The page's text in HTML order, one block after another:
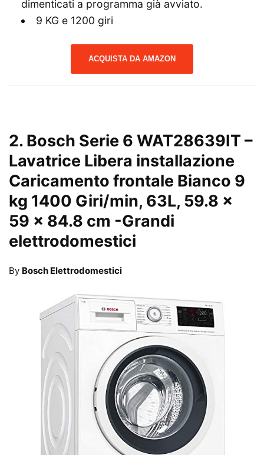
dimenticati a programma già avviato.
9 KG e 1200 giri
ACQUISTA DA AMAZON
2. Bosch Serie 6 WAT28639IT –
Lavatrice Libera installazione
Caricamento frontale Bianco 9
kg 1400 Giri/min, 63L, 59.8 x
59 x 84.8 cm -Grandi
elettrodomestici
By Bosch Elettrodomestici